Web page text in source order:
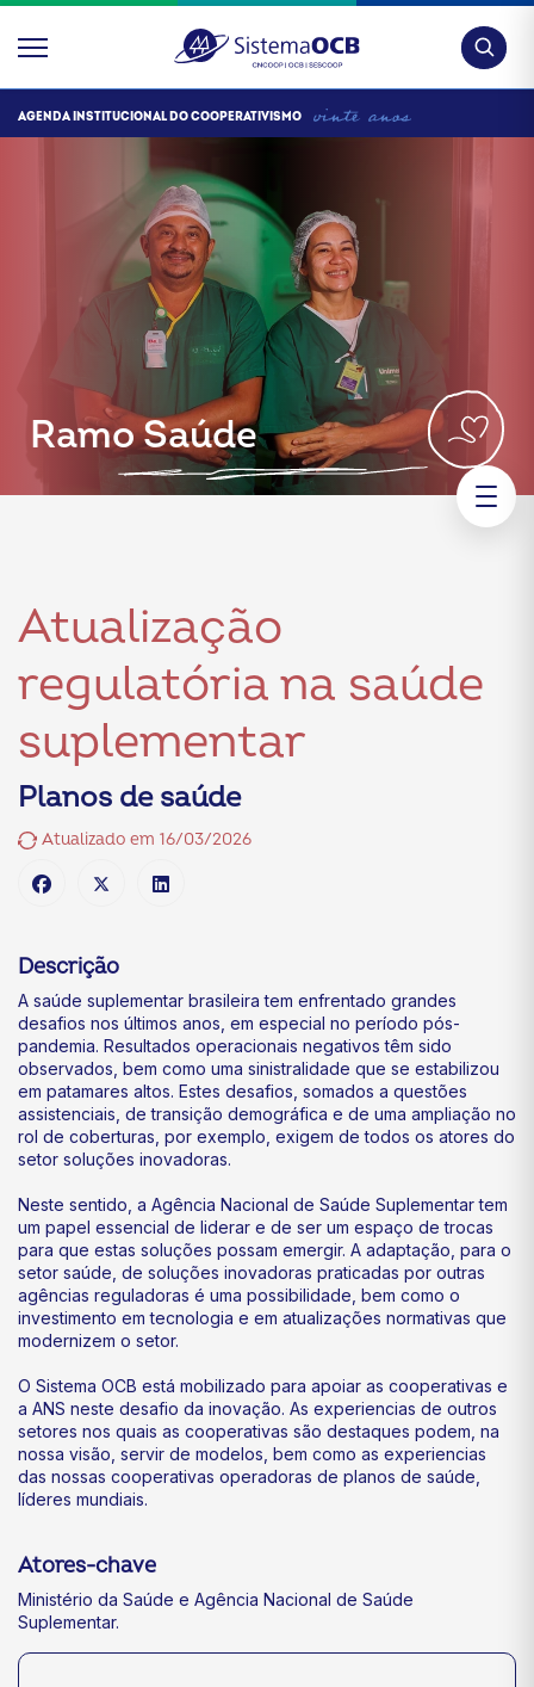
AGENDA INSTITUCIONAL DO COOPERATIVISMO
Ramo Saúde
Atualização
regulatória na saúde
suplementar
Planos de saúde
Atualizado em 16/03/2026
Descrição
A saúde suplementar brasileira tem enfrentado grandes
desafios nos últimos anos, em especial no período pós-
pandemia. Resultados operacionais negativos têm sido
observados, bem como uma sinistralidade que se estabilizou
em patamares altos. Estes desafios, somados a questões
assistenciais, de transição demográfica e de uma ampliação no
rol de coberturas, por exemplo, exigem de todos os atores do
setor soluções inovadoras.
Neste sentido, a Agência Nacional de Saúde Suplementar tem
um papel essencial de liderar e de ser um espaço de trocas
para que estas soluções possam emergir. A adaptação, para o
setor saúde, de soluções inovadoras praticadas por outras
agências reguladoras é uma possibilidade, bem como o
investimento em tecnologia e em atualizações normativas que
modernizem o setor.
O Sistema OCB está mobilizado para apoiar as cooperativas e
a ANS neste desafio da inovação. As experiencias de outros
setores nos quais as cooperativas são destaques podem, na
nossa visão, servir de modelos, bem como as experiencias
das nossas cooperativas operadoras de planos de saúde,
líderes mundiais.
Atores-chave
Ministério da Saúde e Agência Nacional de Saúde
Suplementar.